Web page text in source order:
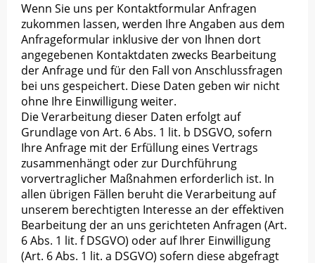
Wenn Sie uns per Kontaktformular Anfragen
zukommen lassen, werden Ihre Angaben aus dem
Anfrageformular inklusive der von Ihnen dort
angegebenen Kontaktdaten zwecks Bearbeitung
der Anfrage und für den Fall von Anschlussfragen
bei uns gespeichert. Diese Daten geben wir nicht
ohne Ihre Einwilligung weiter.
Die Verarbeitung dieser Daten erfolgt auf
Grundlage von Art. 6 Abs. 1 lit. b DSGVO, sofern
Ihre Anfrage mit der Erfüllung eines Vertrags
zusammenhängt oder zur Durchführung
vorvertraglicher Maßnahmen erforderlich ist. In
allen übrigen Fällen beruht die Verarbeitung auf
unserem berechtigten Interesse an der effektiven
Bearbeitung der an uns gerichteten Anfragen (Art.
6 Abs. 1 lit. f DSGVO) oder auf Ihrer Einwilligung
(Art. 6 Abs. 1 lit. a DSGVO) sofern diese abgefragt